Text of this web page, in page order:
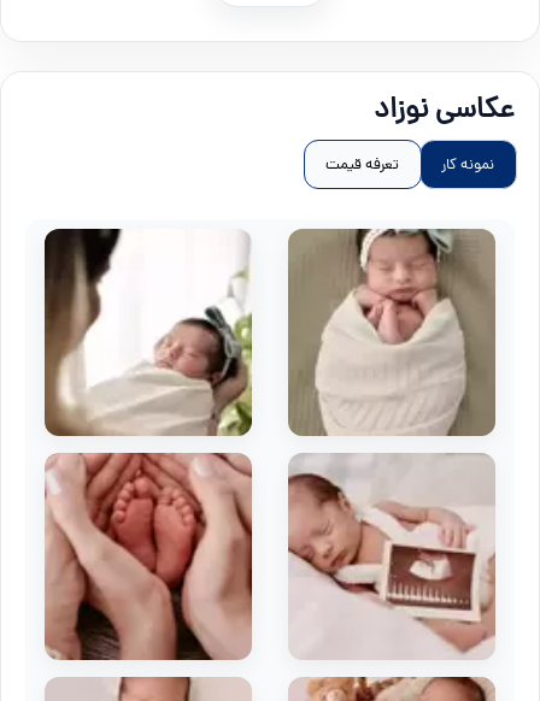
عکاسی نوزاد
نمونه کار تعرفه قیمت